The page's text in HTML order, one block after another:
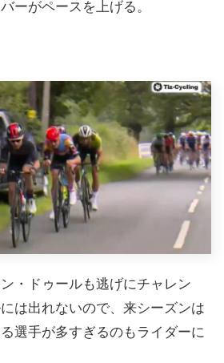
ーがペースを上げる。
・ドゥールも逃げにチャレン
は出れないので、来シーズンは
選手が多すぎるのもライダーに